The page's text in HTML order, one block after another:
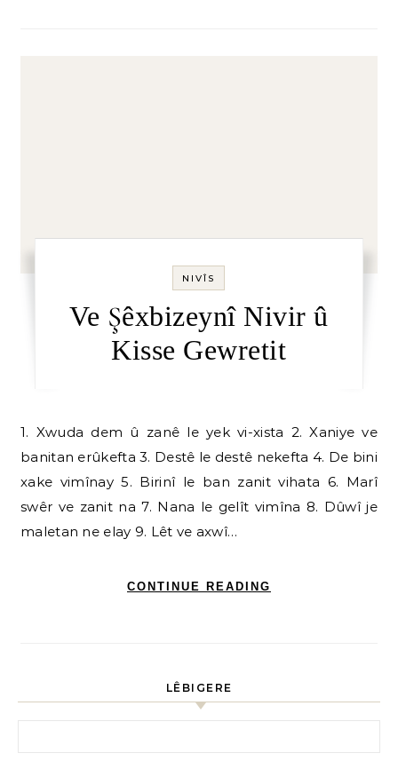
NIVÎS
Ve Şêxbizeynî Nivir û
Kisse Gewretit
1. Xwuda dem û zanê le yek vi-xista 2. Xaniye ve
banitan erûkefta 3. Destê le destê nekefta 4. De bini
xake vimînay 5. Birinî le ban zanit vihata 6. Marî
swêr ve zanit na 7. Nana le gelît vimîna 8. Dûwî je
maletan ne elay 9. Lêt ve axwî…
CONTINUE READING
LÊBIGERE